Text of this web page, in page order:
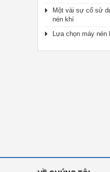
Một vài sự cố sử
nén khí
Lựa chọn máy nén